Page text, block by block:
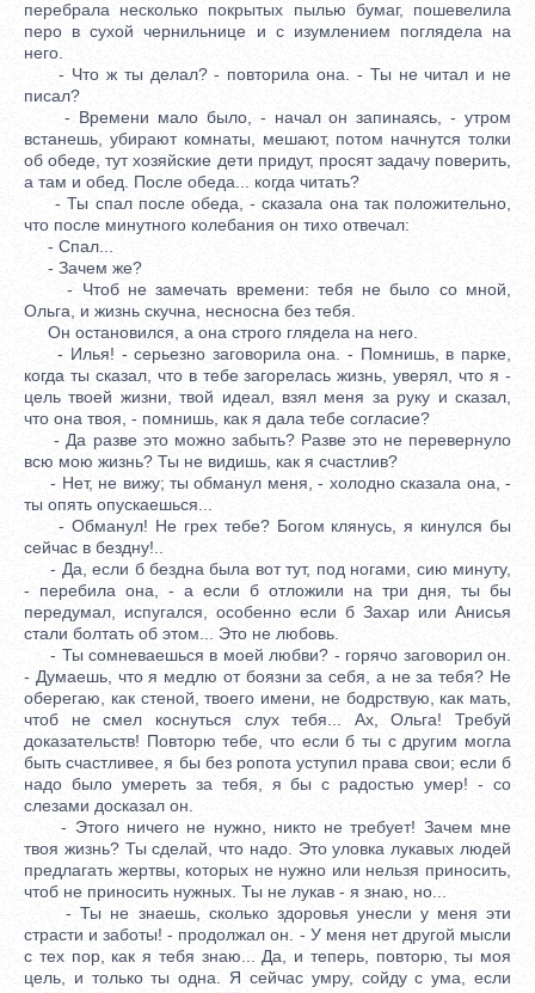
перебрала несколько покрытых пылью бумаг, пошевелила
перо в сухой чернильнице и с изумлением поглядела на
него.
- Что ж ты делал? - повторила она. - Ты не читал и не
писал?
- Времени мало было, - начал он запинаясь, - утром
встанешь, убирают комнаты, мешают, потом начнутся толки
об обеде, тут хозяйские дети придут, просят задачу поверить,
а там и обед. После обеда... когда читать?
- Ты спал после обеда, - сказала она так положительно,
что после минутного колебания он тихо отвечал:
- Спал...
- Зачем же?
- Чтоб не замечать времени: тебя не было со мной,
Ольга, и жизнь скучна, несносна без тебя.
Он остановился, а она строго глядела на него.
- Илья! - серьезно заговорила она. - Помнишь, в парке,
когда ты сказал, что в тебе загорелась жизнь, уверял, что я -
цель твоей жизни, твой идеал, взял меня за руку и сказал,
что она твоя, - помнишь, как я дала тебе согласие?
- Да разве это можно забыть? Разве это не перевернуло
всю мою жизнь? Ты не видишь, как я счастлив?
- Нет, не вижу; ты обманул меня, - холодно сказала она, -
ты опять опускаешься...
- Обманул! Не грех тебе? Богом клянусь, я кинулся бы
сейчас в бездну!..
- Да, если б бездна была вот тут, под ногами, сию минуту,
- перебила она, - а если б отложили на три дня, ты бы
передумал, испугался, особенно если б Захар или Анисья
стали болтать об этом... Это не любовь.
- Ты сомневаешься в моей любви? - горячо заговорил он.
- Думаешь, что я медлю от боязни за себя, а не за тебя? Не
оберегаю, как стеной, твоего имени, не бодрствую, как мать,
чтоб не смел коснуться слух тебя... Ах, Ольга! Требуй
доказательств! Повторю тебе, что если б ты с другим могла
быть счастливее, я бы без ропота уступил права свои; если б
надо было умереть за тебя, я бы с радостью умер! - со
слезами досказал он.
- Этого ничего не нужно, никто не требует! Зачем мне
твоя жизнь? Ты сделай, что надо. Это уловка лукавых людей
предлагать жертвы, которых не нужно или нельзя приносить,
чтоб не приносить нужных. Ты не лукав - я знаю, но...
- Ты не знаешь, сколько здоровья унесли у меня эти
страсти и заботы! - продолжал он. - У меня нет другой мысли
с тех пор, как я тебя знаю... Да, и теперь, повторю, ты моя
цель, и только ты одна. Я сейчас умру, сойду с ума, если